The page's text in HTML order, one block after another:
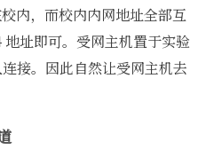
内，而校内内网地址全部互
址即可。受网主机置于实验
接。因此自然让受网主机去